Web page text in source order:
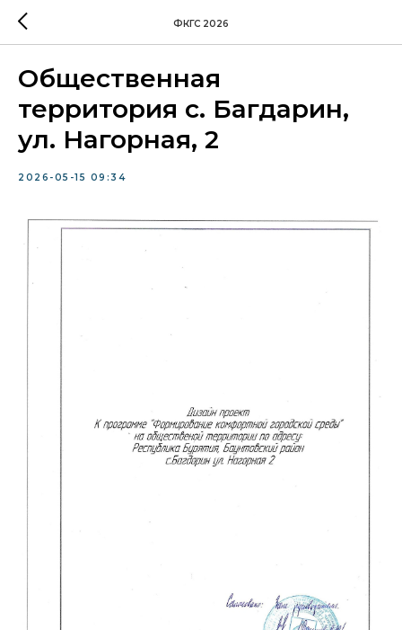
ФКГС 2026
Общественная
территория с. Багдарин,
ул. Нагорная, 2
2026-05-15 09:34